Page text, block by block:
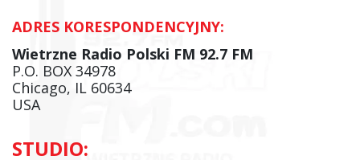
ADRES KORESPONDENCYJNY:
Wietrzne Radio Polski FM 92.7 FM
P.O. BOX 34978
Chicago, IL 60634
USA
STUDIO: